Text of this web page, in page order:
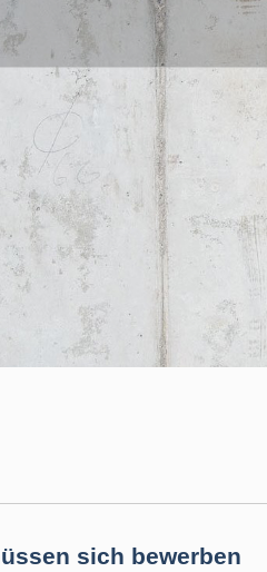
sich bewerben